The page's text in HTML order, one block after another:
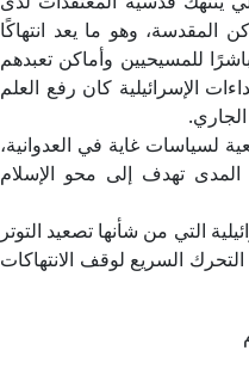
المقدسة، وهو ما يعد انتهاكًا
للمسيحيين وأماكن تعبدهم
الإسرائيلية كان رفع العلم
لسياسات غاية في العدوانية،
تهدف إلى محو الإسلام
التي من شأنها تصعيد التوتر
السريع لوقف الانتهاكات